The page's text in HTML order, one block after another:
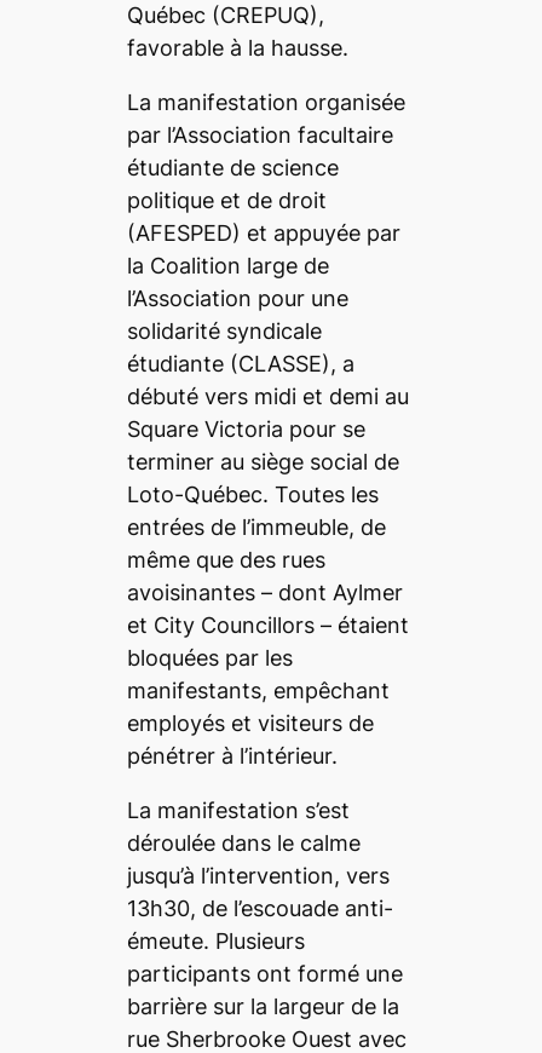
Québec (CREPUQ),
favorable à la hausse.
La manifestation organisée
par l’Association facultaire
étudiante de science
politique et de droit
(AFESPED) et appuyée par
la Coalition large de
l’Association pour une
solidarité syndicale
étudiante (CLASSE), a
débuté vers midi et demi au
Square Victoria pour se
terminer au siège social de
Loto-Québec. Toutes les
entrées de l’immeuble, de
même que des rues
avoisinantes – dont Aylmer
et City Councillors – étaient
bloquées par les
manifestants, empêchant
employés et visiteurs de
pénétrer à l’intérieur.
La manifestation s’est
déroulée dans le calme
jusqu’à l’intervention, vers
13h30, de l’escouade anti-
émeute. Plusieurs
participants ont formé une
barrière sur la largeur de la
rue Sherbrooke Ouest avec